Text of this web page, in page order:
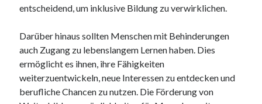
entscheidend, um inklusive Bildung zu verwirklichen.
Darüber hinaus sollten Menschen mit Behinderungen
auch Zugang zu lebenslangem Lernen haben. Dies
ermöglicht es ihnen, ihre Fähigkeiten
weiterzuentwickeln, neue Interessen zu entdecken und
berufliche Chancen zu nutzen. Die Förderung von